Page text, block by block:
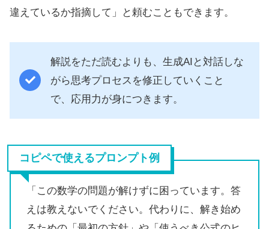
違えているか指摘して」と頼むこともできます。
解説をただ読むよりも、生成AIと対話しな
がら思考プロセスを修正していくこと
で、応用力が身につきます。
コピペで使えるプロンプト例
「この数学の問題が解けずに困っています。答
えは教えないでください。代わりに、解き始め